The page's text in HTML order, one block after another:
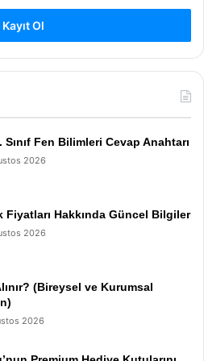
Kayıt Ol
Sınıf Fen Bilimleri Cevap Anahtarı
2026
Fiyatları Hakkında Güncel Bilgiler
2026
(Bireysel ve Kurumsal
2026